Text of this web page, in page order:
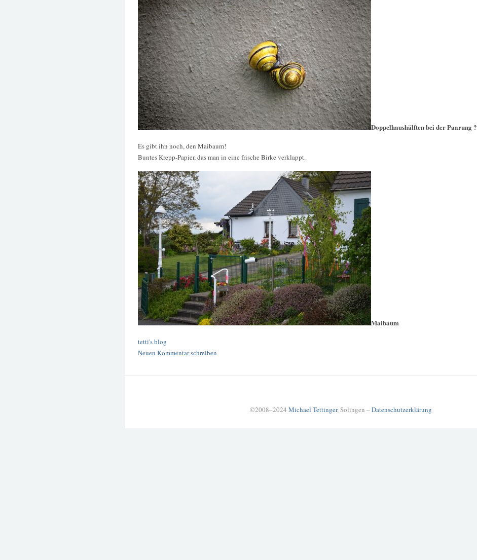
Doppelhaushälften bei der Paarung ?
Es gibt ihn noch, den Maibaum!
Buntes Krepp-Papier, das man in eine frische Birke verklappt.
Maibaum
tetti's blog
Neuen Kommentar schreiben
©2008–2024 Michael Tettinger, Solingen –Datenschutzerklärung